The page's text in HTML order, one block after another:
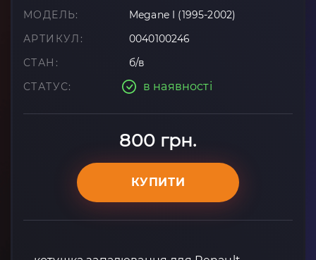
МОДЕЛЬ:
Megane I (1995-2002)
АРТИКУЛ:
0040100246
СТАН:
б/в
СТАТУС:
в наявності
800 грн.
КУПИТИ